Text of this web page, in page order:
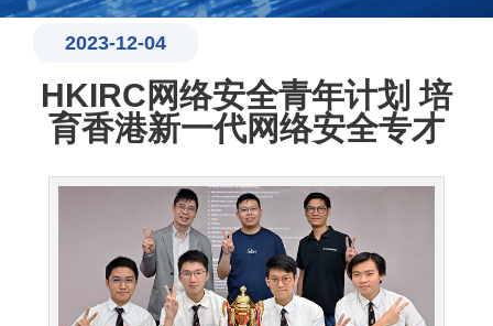
2023-12-04
HKIRC网络安全青年计划 培
育香港新一代网络安全专才